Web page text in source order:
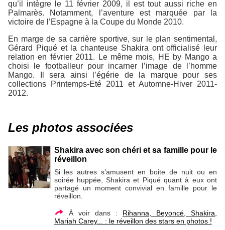
qu’il intègre le 11 février 2009, il est tout aussi riche en
Palmarès. Notamment, l’aventure est marquée par la
victoire de l’Espagne à la Coupe du Monde 2010.
En marge de sa carrière sportive, sur le plan sentimental,
Gérard Piqué et la chanteuse Shakira ont officialisé leur
relation en février 2011. Le même mois, HE by Mango a
choisi le footballeur pour incarner l’image de l’homme
Mango. Il sera ainsi l’égérie de la marque pour ses
collections Printemps-Eté 2011 et Automne-Hiver 2011-
2012.
Les photos associées
Shakira avec son chéri et sa famille pour le
réveillon
Si les autres s’amusent en boite de nuit ou en
soirée huppée, Shakira et Piqué quant à eux ont
partagé un moment convivial en famille pour le
réveillon.
À voir dans : Rihanna, Beyoncé, Shakira,
Mariah Carey... : le réveillon des stars en photos !